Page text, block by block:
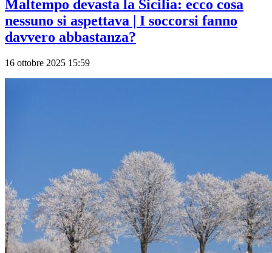
Maltempo devasta la Sicilia: ecco cosa
nessuno si aspettava | I soccorsi fanno
davvero abbastanza?
16 ottobre 2025 15:59